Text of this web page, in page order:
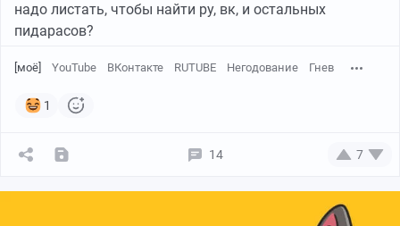
надо листать, чтобы найти ру, вк, и остальных
пидарасов?
[моё] YouTube ВКонтакте RUTUBE Негодование Гнев
1
14 7